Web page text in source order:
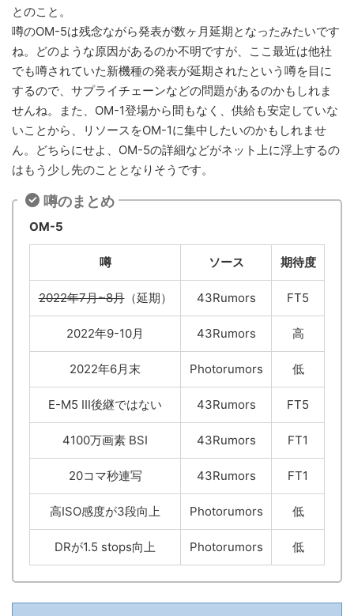
とのこと。
噂のOM-5は残念ながら発表が数ヶ月延期となったみたいです
ね。どのような原因があるのか不明ですが、ここ最近は他社
でも噂されていた新機種の発表が延期されたという噂を目に
するので、サプライチェーンなどの問題があるのかもしれま
せんね。また、OM-1登場から間もなく、供給も安定していな
いことから、リソースをOM-1に集中したいのかもしれませ
ん。どちらにせよ、OM-5の詳細などがネット上に浮上するの
はもう少し先のこととなりそうです。
噂のまとめ
OM-5
噂 ソース 期待度
2022年7月~8月（延期） 43Rumors FT5
2022年9-10月 43Rumors 高
2022年6月末 Photorumors 低
E-M5 III後継ではない 43Rumors FT5
4100万画素 BSI 43Rumors FT1
20コマ秒連写 43Rumors FT1
高ISO感度が3段向上 Photorumors 低
DRが1.5 stops向上 Photorumors 低